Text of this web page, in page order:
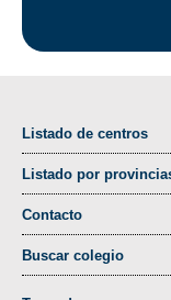
Listado de centros
Listado por
Contacto
Buscar colegio